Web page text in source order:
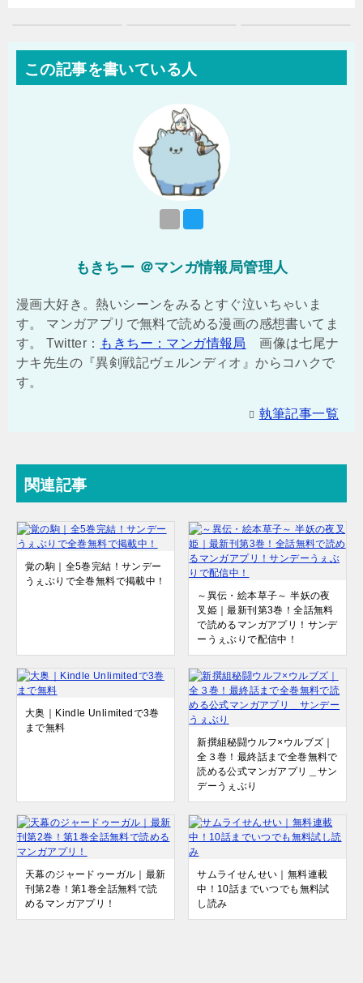
この記事を書いている人
もきちー ＠マンガ情報局管理人
漫画大好き。熱いシーンをみるとすぐ泣いちゃいま
す。 マンガアプリで無料で読める漫画の感想書いてま
す。 Twitter： もきちー：マンガ情報局
画像は七尾ナ
ナキ先生の『異剣戦記ヴェルンディオ』からコハクで
す。
執筆記事一覧
関連記事
覚の駒｜全5巻完結！サンデー
うぇぶりで全巻無料で掲載中！
～異伝・絵本草子～ 半妖の夜
叉姫｜最新刊第3巻！全話無料
で読めるマンガアプリ！サンデ
ーうぇぶりで配信中！
大奥｜Kindle Unlimitedで3巻
まで無料
新撰組秘闘ウルフ×ウルブズ｜
全３巻！最終話まで全巻無料で
読める公式マンガアプリ＿サン
デーうぇぶり
天幕のジャードゥーガル｜最新
刊第2巻！第1巻全話無料で読
めるマンガアプリ！
サムライせんせい｜無料連載
中！10話までいつでも無料試
し読み